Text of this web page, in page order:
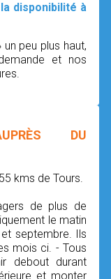
disponibilité à
peu plus haut,
et nos
DU
kms de Tours.
de plus de
le matin
septembre. Ils
mois ci. - Tous
debout durant
et monter